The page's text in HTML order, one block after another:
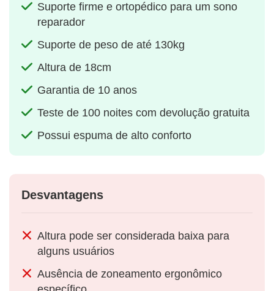
Suporte firme e ortopédico para um sono
reparador
Suporte de peso de até 130kg
Altura de 18cm
Garantia de 10 anos
Teste de 100 noites com devolução gratuita
Possui espuma de alto conforto
Desvantagens
Altura pode ser considerada baixa para
alguns usuários
Ausência de zoneamento ergonômico